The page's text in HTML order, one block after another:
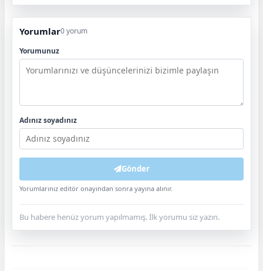
Yorumlar0 yorum
Yorumunuz
Adınız soyadınız
Gönder
Yorumlarınız editör onayından sonra yayına alınır.
Bu habere henüz yorum yapılmamış. İlk yorumu siz yazın.